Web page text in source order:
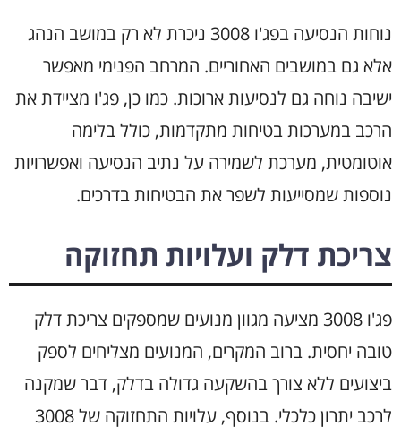
נוחות הנסיעה בפג'ו 3008 ניכרת לא רק במושב הנהג
אלא גם במושבים האחוריים. המרחב הפנימי מאפשר
ישיבה נוחה גם לנסיעות ארוכות. כמו כן, פג'ו מציידת את
הרכב במערכות בטיחות מתקדמות, כולל בלימה
אוטומטית, מערכת לשמירה על נתיב הנסיעה ואפשרויות
נוספות שמסייעות לשפר את הבטיחות בדרכים.
צריכת דלק ועלויות תחזוקה
פג'ו 3008 מציעה מגוון מנועים שמספקים צריכת דלק
טובה יחסית. ברוב המקרים, המנועים מצליחים לספק
ביצועים ללא צורך בהשקעה גדולה בדלק, דבר שמקנה
לרכב יתרון כלכלי. בנוסף, עלויות התחזוקה של 3008